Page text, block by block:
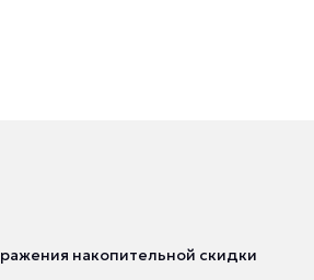
накопительной скидки